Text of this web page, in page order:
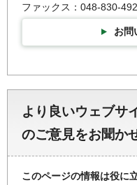
ファックス：048-830-
お問
より良いウェブサ
のご意見をお聞か
このページの情報は役に